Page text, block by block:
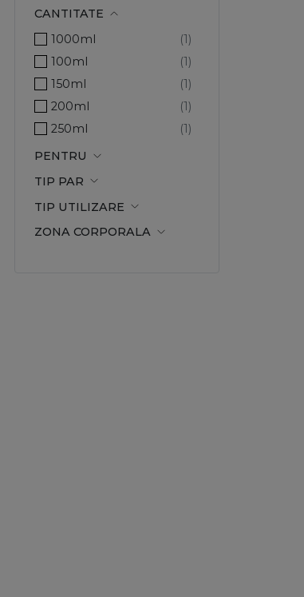
Improspatare
Regenerare
Reparare
Revitalizare
CANTITATE
1000ml
100ml
150ml
200ml
250ml
PENTRU
TIP PAR
TIP UTILIZARE
ZONA CORPORALA